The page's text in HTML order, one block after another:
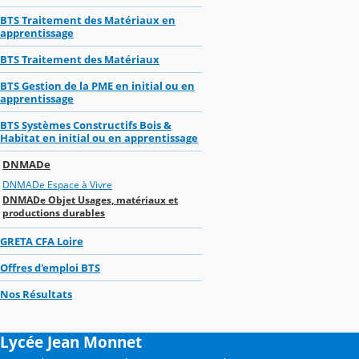
BTS Traitement des Matériaux en
apprentissage
BTS Traitement des Matériaux
BTS Gestion de la PME en initial ou en
apprentissage
BTS Systèmes Constructifs Bois &
Habitat en initial ou en apprentissage
DNMADe
DNMADe Espace à Vivre
DNMADe Objet Usages, matériaux et
productions durables
GRETA CFA Loire
Offres d'emploi BTS
Nos Résultats
Lycée Jean Monnet